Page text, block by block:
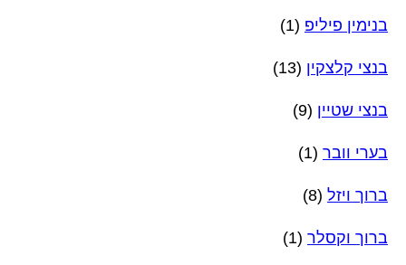
בנימין פיליפ (1)
בנצי קלצקין (13)
בנצי שטיין (9)
בערי וובר (1)
ברוך ויזל (8)
ברוך וקסלר (1)